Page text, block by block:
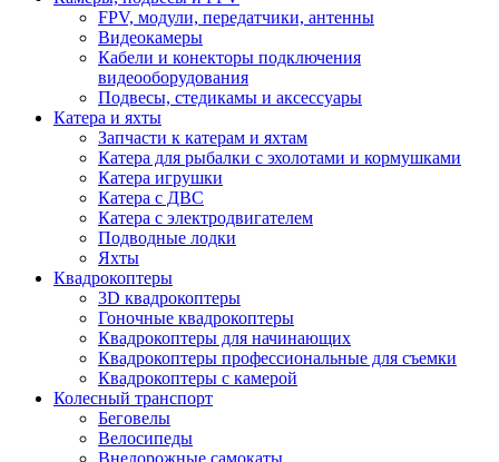
FPV, модули, передатчики, антенны
Видеокамеры
Кабели и конекторы подключения
видеооборудования
Подвесы, стедикамы и аксессуары
Катера и яхты
Запчасти к катерам и яхтам
Катера для рыбалки с эхолотами и кормушками
Катера игрушки
Катера с ДВС
Катера с электродвигателем
Подводные лодки
Яхты
Квадрокоптеры
3D квадрокоптеры
Гоночные квадрокоптеры
Квадрокоптеры для начинающих
Квадрокоптеры профессиональные для съемки
Квадрокоптеры с камерой
Колесный транспорт
Беговелы
Велосипеды
Внедорожные самокаты